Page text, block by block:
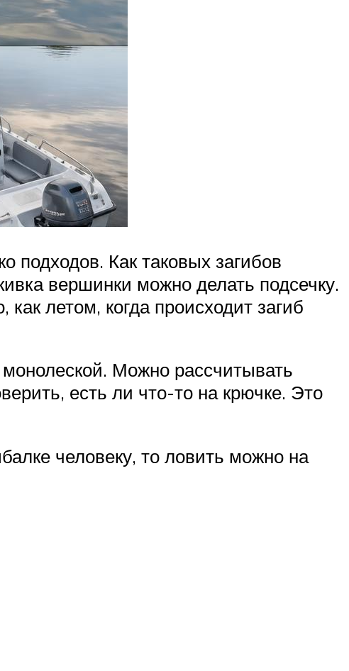
подходов. Как таковых загибов
вершинки можно делать подсечку.
летом, когда происходит загиб
монолеской. Можно рассчитывать
есть ли что-то на крючке. Это
человеку, то ловить можно на